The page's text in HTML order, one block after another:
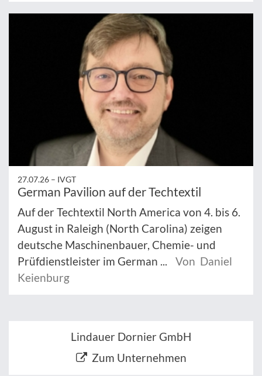
27.07.26 – IVGT
German Pavilion auf der Techtextil
Auf der Techtextil North America von 4. bis 6.
August in Raleigh (North Carolina) zeigen
deutsche Maschinenbauer, Chemie- und
Prüfdienstleister im German ...
Von Daniel
Keienburg
Lindauer Dornier GmbH
Zum Unternehmen